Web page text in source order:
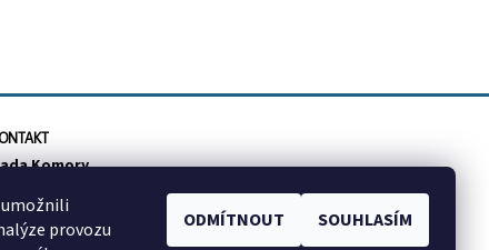
Komory
info@
Sledujte nás na Facebooku
umožnili
provozu
ODMÍTNOUT SOUHLASÍM